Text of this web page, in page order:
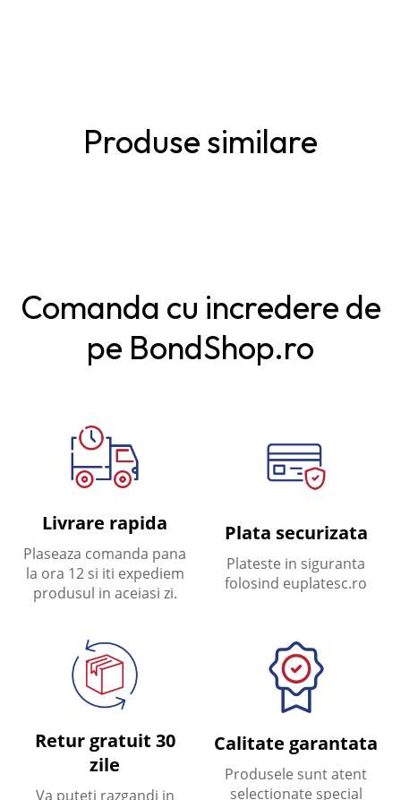
Produse similare
Comanda cu incredere de
pe BondShop.ro
Livrare rapida
Plaseaza comanda pana
la ora 12 si iti expediem
produsul in aceiasi zi.
Plata securizata
Plateste in siguranta
folosind euplatesc.ro
Retur gratuit 30
zile
Va puteti razgandi in
Calitate garantata
Produsele sunt atent
selectionate special